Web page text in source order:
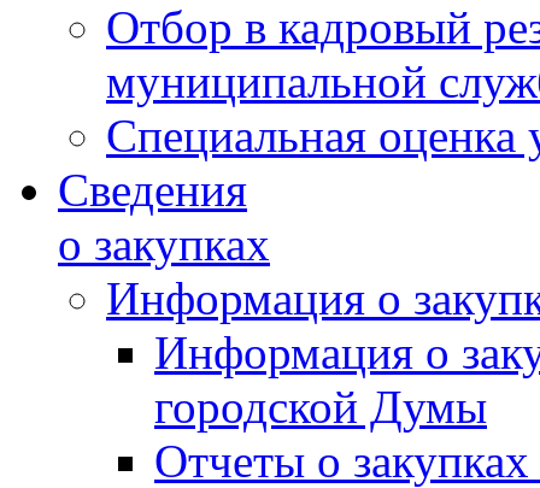
Отбор в кадровый
муниципальной
Специальная оценка
Сведения
о закупках
Информация о
Информация о
городской Думы
Отчеты о